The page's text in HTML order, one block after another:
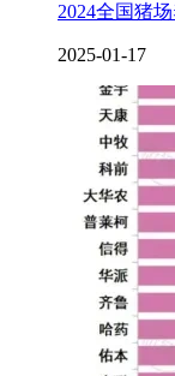
2024全国猪
2025-01-17